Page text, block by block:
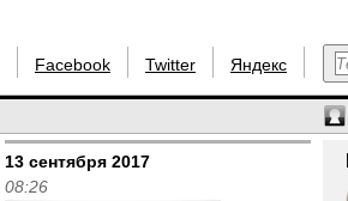
Facebook Twitter Яндекс
13 сентября 2017
08:26